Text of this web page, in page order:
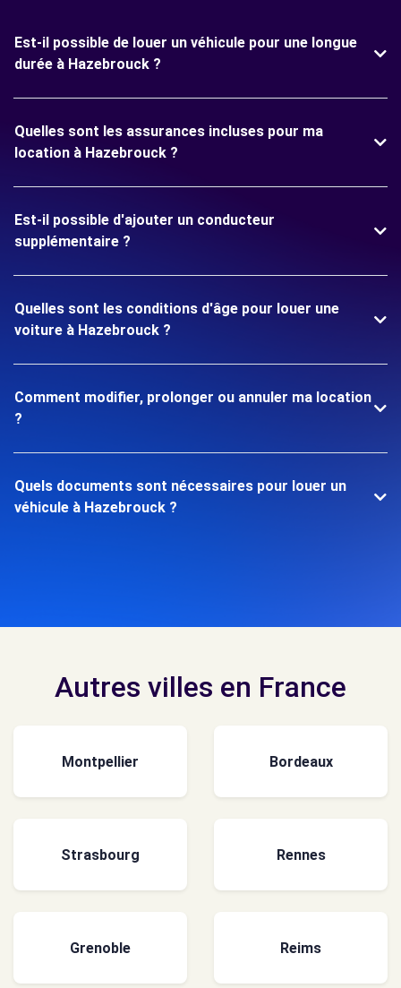
Est-il possible de louer un véhicule pour une longue
durée à Hazebrouck ?
Quelles sont les assurances incluses pour ma
location à Hazebrouck ?
Est-il possible d'ajouter un conducteur
supplémentaire ?
Quelles sont les conditions d'âge pour louer une
voiture à Hazebrouck ?
Comment modifier, prolonger ou annuler ma location
?
Quels documents sont nécessaires pour louer un
véhicule à Hazebrouck ?
Autres villes en France
Montpellier Bordeaux
Strasbourg Rennes
Grenoble Reims